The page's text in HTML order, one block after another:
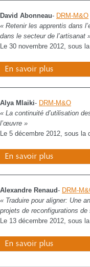
David Abonneau- DRM-M&O
« Retenir les apprentis dans
dans le secteur de l’artisanat
Le 30 novembre 2012, sous
En savoir plus
Alya Mlaiki- DRM-M&O
« La continuité d’utilisation
l’œuvre »
Le 5 décembre 2012, sous
En savoir plus
Alexandre Renaud- DRM-
« Traduire pour aligner: Une
projets de reconfigurations de
Le 13 décembre 2012, sous
En savoir plus